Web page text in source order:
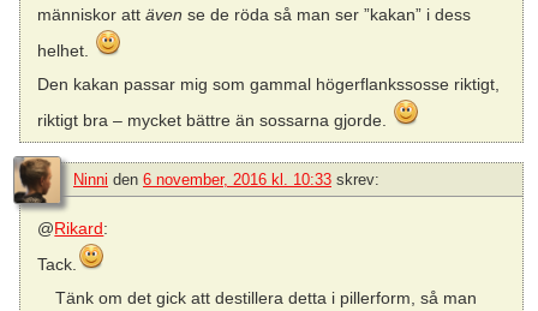
människor attäven se de röda så man ser ”kakan” i dess
helhet.
Den kakan passar mig som gammal högerflankssosse riktigt,
riktigt bra – mycket bättre än sossarna gjorde.
Ninni den 6 november, 2016 kl. 10:33 skrev:
@Rikard:
Tack.
Tänk om det gick att destillera detta i pillerform, så man